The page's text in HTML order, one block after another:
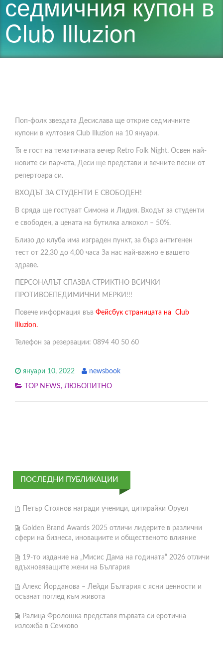
Club Illuzion
Поп-фолк звездата Десислава ще открие седмичните
купони в култовия Club Illuzion на 10 януари.
Тя е гост на тематичната вечер Retro Folk Night. Освен най-
новите си парчета, Деси ще представи и вечните песни от
репертоара си.
ВХОДЪТ ЗА СТУДЕНТИ Е СВОБОДЕН!
В сряда ще гостуват Симона и Лидия. Входът за студенти
е свободен, а цената на бутилка алкохол – 50%.
Близо до клуба има изграден пункт, за бърз антигенен
тест от 22,30 до 4,00 часа За нас най-важно е вашето
здраве.
ПЕРСОНАЛЪТ СПАЗВА СТРИКТНО ВСИЧКИ
ПРОТИВОЕПЕДИМИЧНИ МЕРКИ!!!
Повече информация във Фейсбук страницата на Club
Illuzion.
Телефон за резервации: 0894 40 50 60
януари 10, 2022 newsbook
TOP NEWS, ЛЮБОПИТНО
ПОСЛЕДНИ ПУБЛИКАЦИИ
Петър Стоянов награди ученици, цитирайки Оруел
Golden Brand Awards 2025 отличи лидерите в различни
сфери на бизнеса, иновациите и общественото влияние
19-то издание на „Мисис Дама на годината“ 2026 отличи
вдъхновяващите жени на България
Алекс Йорданова – Лейди България с ясни ценности и
осъзнат поглед към живота
Ралица Фролошка представя първата си еротична
изложба в Семково